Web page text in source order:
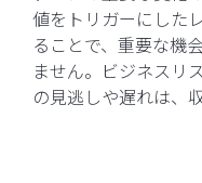
値をトリガーにした
ることで、重要な機
ません。ビジネスリ
の見逃しや遅れは、